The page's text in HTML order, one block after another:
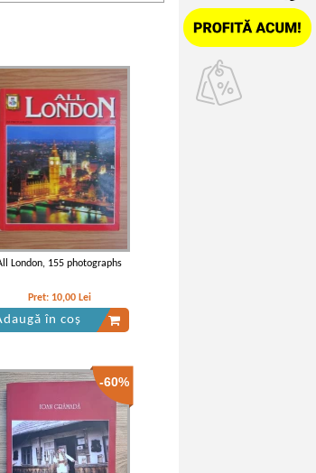
London, 155 photographs
Pret: 10,00 Lei
în coș
-60%